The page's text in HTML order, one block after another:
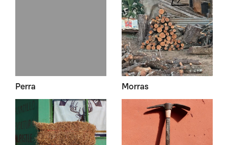
Perra Morras